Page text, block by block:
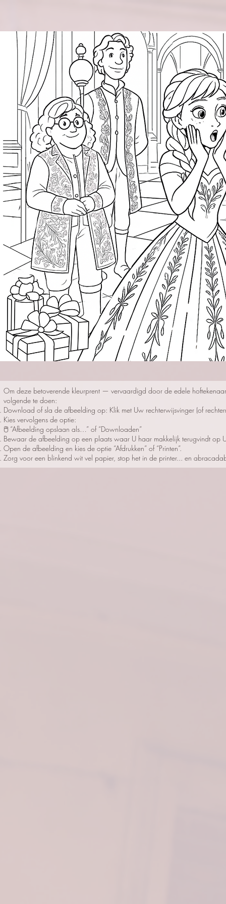
Om deze betoverende kleurprent — vervaardigd door de edele
volgende te doen:
Download of sla de afbeelding op: Klik met Uw rechterwijsvinger (of
Kies vervolgens de optie:
🖱️ “Afbeelding opslaan als…” of “Downloaden”
Bewaar de afbeelding op een plaats waar U haar makkelijk terugvindt op
Open de afbeelding en kies de optie “Afdrukken” of “Printen”.
Zorg voor een blinkend wit vel papier, stop het in de printer... en